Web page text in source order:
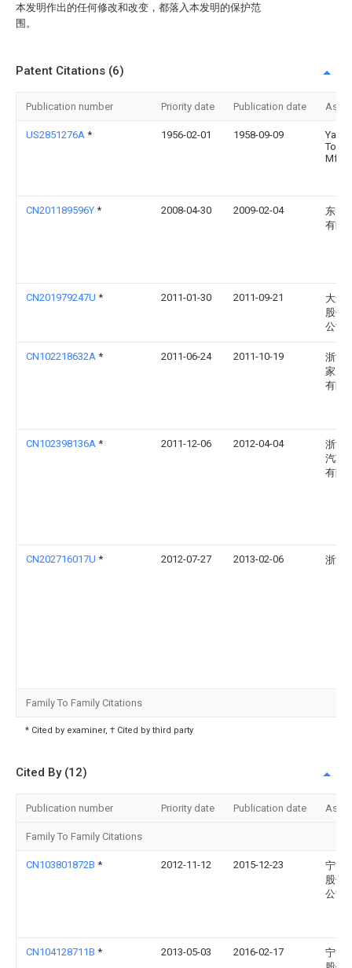
本发明作出的任何修改和改变，都落入本发明的保护范
围。
Patent Citations (6)
Publication number Priority date Publication date
US2851276A * 1956-02-01 1958-09-09
Yale
Mfg
CN201189596Y * 2008-04-30 2009-02-04
东风
有限
CN201979247U * 2011-01-30 2011-09-21
大连
股份
公司
CN102218632A * 2011-06-24 2011-10-19
浙江
家庭
有限
CN102398136A * 2011-12-06 2012-04-04
浙江
汽车
有限
CN202716017U * 2012-07-27 2013-02-06 浙江
Family To Family Citations
* Cited by examiner, † Cited by third party
Cited By (12)
Publication number Priority date Publication date
Family To Family Citations
CN103801872B * 2012-11-12 2015-12-23
宁波
股份
公司
CN104128711B * 2013-05-03 2016-02-17
宁波